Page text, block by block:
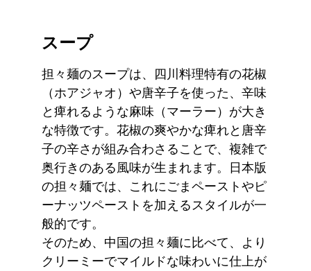
スープ
担々麺のスープは、四川料理特有の花椒
（ホアジャオ）や唐辛子を使った、辛味
と痺れるような麻味（マーラー）が大き
な特徴です。花椒の爽やかな痺れと唐辛
子の辛さが組み合わさることで、複雑で
奥行きのある風味が生まれます。日本版
の担々麺では、これにごまペーストやピ
ーナッツペーストを加えるスタイルが一
般的です。
そのため、中国の担々麺に比べて、より
クリーミーでマイルドな味わいに仕上が